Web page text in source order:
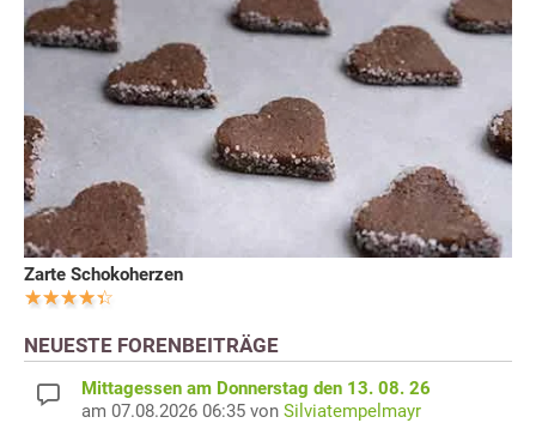
Zarte Schokoherzen
NEUESTE FORENBEITRÄGE
Mittagessen am Donnerstag den 13. 08. 26
am 07.08.2026 06:35 von Silviatempelmayr